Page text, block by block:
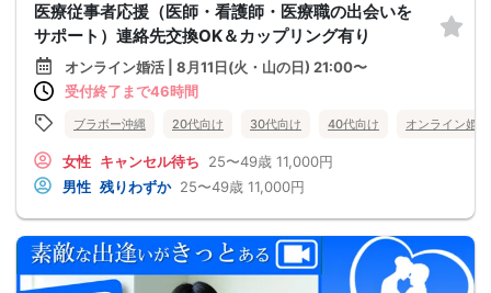
医療従事者応援（医師・看護師・医療職の出会いを
サポート）連絡先交換OK＆カップリング有り
オンライン婚活 | 8月11日(火・山の日) 21:00〜
受付終了まで46時間
ブラボー沖縄 20代向け 30代向け 40代向け オンライン婚活
女性 キャンセル待ち 25〜49歳 11,000円
男性 残りわずか 25〜49歳 11,000円